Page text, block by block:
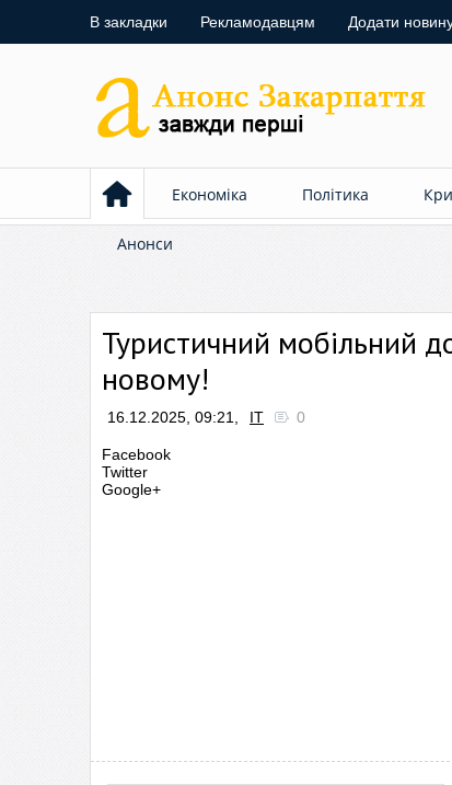
В закладки Рекламодавцям Додати
Економіка Політика
Анонси
Туристичний мобільний
новому!
16.12.2025, 09:21, ІТ 0
Facebook
Twitter
Google+